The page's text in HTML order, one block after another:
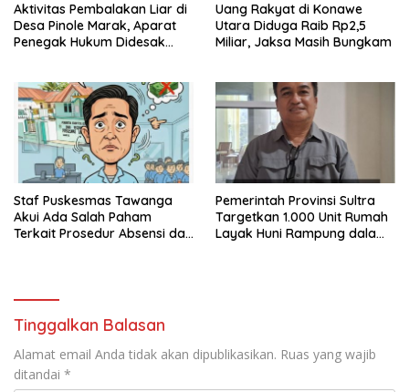
Aktivitas Pembalakan Liar di
Desa Pinole Marak, Aparat
Penegak Hukum Didesak
Uang Rakyat di Konawe
Utara Diduga Raib Rp2,5
Miliar, Jaksa Masih Bungkam
Staf Puskesmas Tawanga
Akui Ada Salah Paham
Terkait Prosedur Absensi dan
Pemerintah Provinsi Sultra
Targetkan 1.000 Unit Rumah
Layak Huni Rampung dalam
Tinggalkan Balasan
Alamat email Anda tidak akan dipublikasikan. Ruas yang wajib
ditandai *